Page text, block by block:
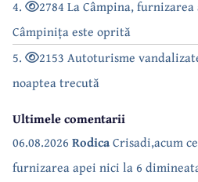
4.
2784 La Câmpina,
Câmpinița este oprită
5.
2153 Autoturisme
noaptea trecută
Ultimele comentarii
06.08.2026 RodicaCrisadi,acum
furnizarea apei nici la 6